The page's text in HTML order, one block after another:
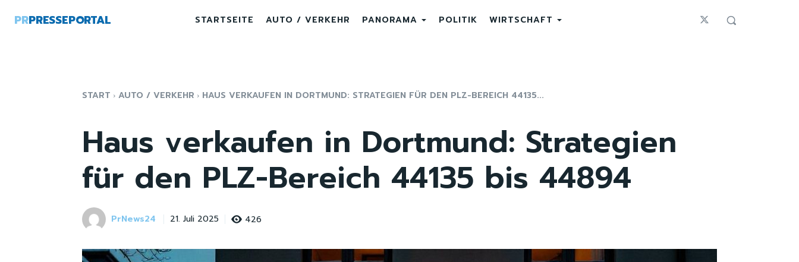
PRPRESSEPORTAL STARTSEITE AUTO / VERKEHR PANORAMA POLITIK WIRTSCHAFT
START AUTO / VERKEHR HAUS VERKAUFEN IN DORTMUND: STRATEGIEN FÜR DEN PLZ-BEREICH 44135...
Haus verkaufen in Dortmund: Strategien
für den PLZ-Bereich 44135 bis 44894
PrNews24 21. Juli 2025 426